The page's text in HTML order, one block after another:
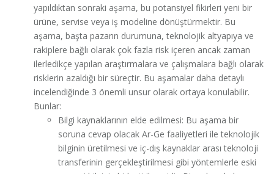
yapıldıktan sonraki aşama, bu potansiyel fikirleri yeni bir
ürüne, servise veya iş modeline dönüştürmektir. Bu
aşama, başta pazarın durumuna, teknolojik altyapıya ve
rakiplere bağlı olarak çok fazla risk içeren ancak zaman
ilerledikçe yapılan araştırmalara ve çalışmalara bağlı olarak
risklerin azaldığı bir süreçtir. Bu aşamalar daha detaylı
incelendiğinde 3 önemli unsur olarak ortaya konulabilir.
Bunlar:
Bilgi kaynaklarının elde edilmesi: Bu aşama bir
soruna cevap olacak Ar-Ge faaliyetleri ile teknolojik
bilginin üretilmesi ve iç-dış kaynaklar arası teknoloji
transferinin gerçekleştirilmesi gibi yöntemlerle eski